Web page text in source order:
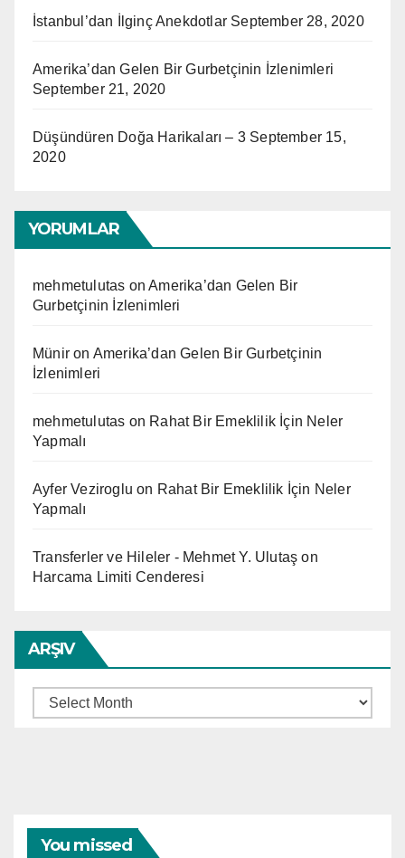
İstanbul’dan İlginç Anekdotlar September 28, 2020
Amerika’dan Gelen Bir Gurbetçinin İzlenimleri
September 21, 2020
Düşündüren Doğa Harikaları – 3 September 15,
2020
YORUMLAR
mehmetulutas onAmerika’dan Gelen Bir
Gurbetçinin İzlenimleri
Münir on Amerika’dan Gelen Bir Gurbetçinin
İzlenimleri
mehmetulutas on Rahat Bir Emeklilik İçin Neler
Yapmalı
Ayfer Veziroglu on Rahat Bir Emeklilik İçin Neler
Yapmalı
Transferler ve Hileler - Mehmet Y. Ulutaş on
Harcama Limiti Cenderesi
ARŞIV
Arşiv
You missed